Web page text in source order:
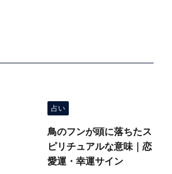
占い
鳥のフンが頭に落ちたス
ピリチュアルな意味｜恋
愛運・幸運サイン